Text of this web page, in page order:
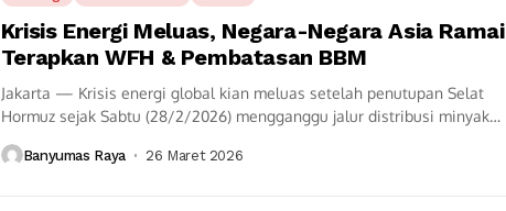
Krisis Energi Meluas, Negara-Negara Asia Ramai
Terapkan WFH & Pembatasan BBM
Jakarta — Krisis energi global kian meluas setelah penutupan Selat
Hormuz sejak Sabtu (28/2/2026) mengganggu jalur distribusi minyak
dunia. Kondisi ini memicu lonjakan...
Banyumas Raya 26 Maret 2026